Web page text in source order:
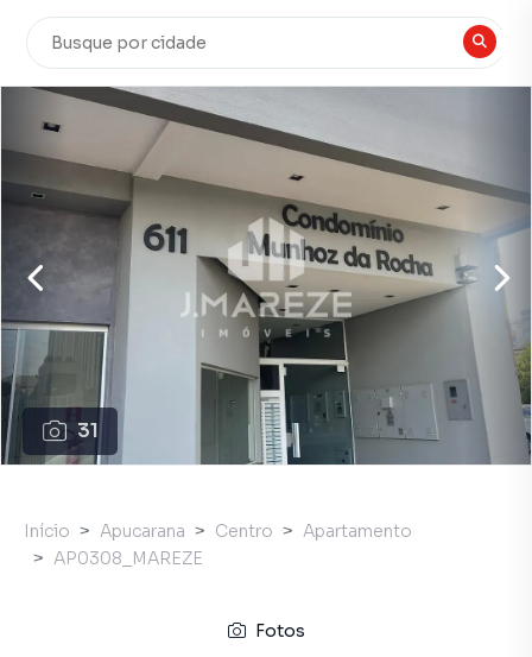
31
Início Apucarana Centro
Apartamento
AP0308_MAREZE
Fotos